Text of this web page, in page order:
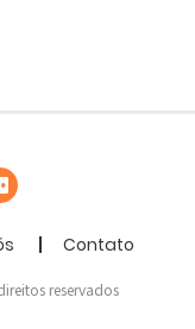
Contato
reservados